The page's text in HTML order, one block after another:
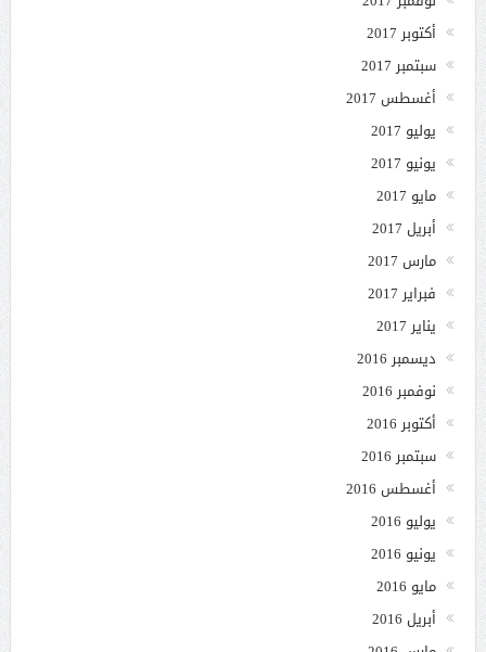
أكتوبر 2017
سبتمبر 2017
أغسطس 2017
يوليو 2017
يونيو 2017
مايو 2017
أبريل 2017
مارس 2017
فبراير 2017
يناير 2017
ديسمبر 2016
نوفمبر 2016
أكتوبر 2016
سبتمبر 2016
أغسطس 2016
يوليو 2016
يونيو 2016
مايو 2016
أبريل 2016